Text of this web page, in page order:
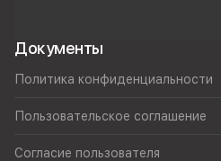
Документы
Политика конфиденциальности
Пользовательское соглашение
Согласие пользователя